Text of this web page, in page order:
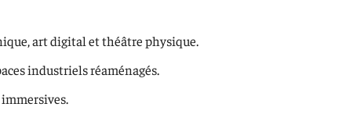
art digital et théâtre physique.
industriels réaménagés.